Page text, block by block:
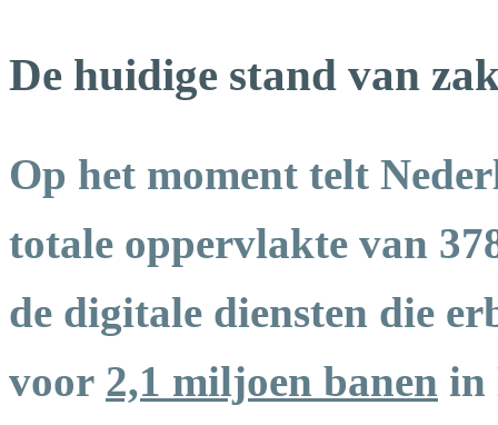
De huidige stand van
Op het moment telt
totale oppervlakte van
de digitale diensten die
voor 2,1 miljoen banen in